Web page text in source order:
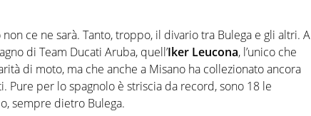
ce ne sarà. Tanto, troppo, il divario tra Bulega e gli altri. A
di Team Ducati Aruba, quell’Iker Leucona, l’unico che
di moto, ma che anche a Misano ha collezionato ancora
Pure per lo spagnolo è striscia da record, sono 18 le
sempre dietro Bulega.